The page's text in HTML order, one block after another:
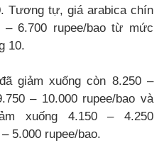
Tương tự, giá arabica chín
6.700 rupee/bao từ mức
10.
giảm xuống còn 8.250 –
– 10.000 rupee/bao và
xuống 4.150 – 4.250
5.000 rupee/bao.